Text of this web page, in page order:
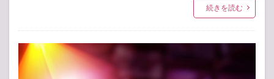
続きを読む